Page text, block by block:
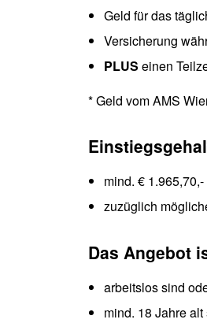
Geld für das
Versicherung
PLUS einen
* Geld vom AMS
mind. €
zuzüglich
Das Angebot
arbeitslos sind
mind. 18 Jahre alt